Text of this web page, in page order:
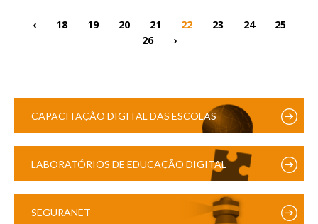
‹ 18 19 20 21 22 23 24
25
26
›
CAPACITAÇÃO DIGITAL DAS ESCOLAS
LABORATÓRIOS DE EDUCAÇÃO DIGITAL
SEGURANET